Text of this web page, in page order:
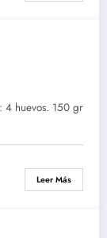
4 huevos. 150 gr
Leer Más